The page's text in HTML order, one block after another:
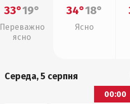
33°19°
Переважно
ясно
34°18°
Ясно
Середа, 5 серпня
00:00